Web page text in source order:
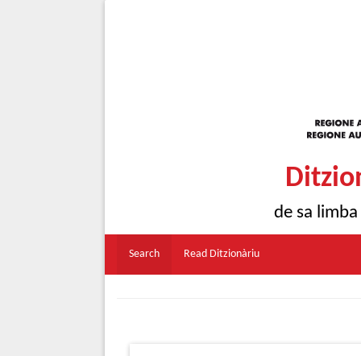
de sa
Search Read Ditzionàriu